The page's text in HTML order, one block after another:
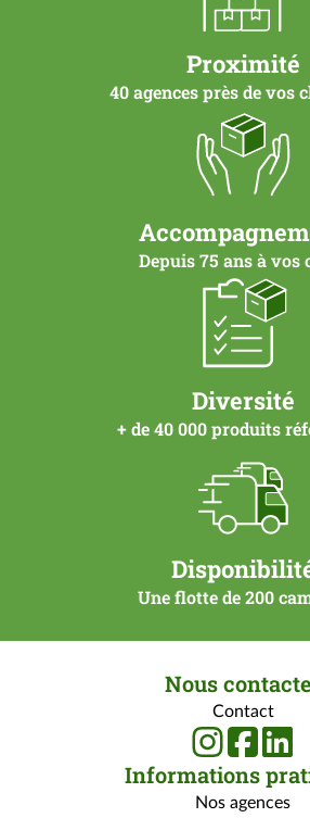
Proximité
40 agences près de vos
Depuis 75 ans à vos
Diversité
+ de 40 000 produits
Une flotte de 200
Nous
Contact
Informations
Nos agences